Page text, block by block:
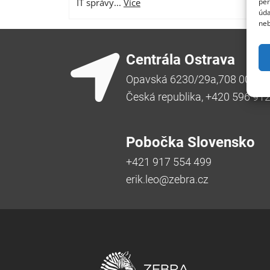
Centrála Ostrava
Opavská 6230/29a,708 00
Česká republika, +420 596
Pobočka Slovensko
+421 917 554 499
erik.leo@zebra.cz